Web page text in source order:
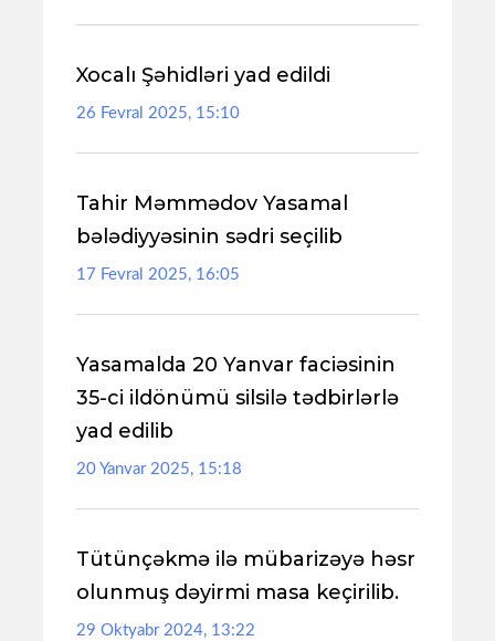
Xocalı Şəhidləri yad edildi
26 Fevral 2025, 15:10
Tahir Məmmədov Yasamal
bələdiyyəsinin sədri seçilib
17 Fevral 2025, 16:05
Yasamalda 20 Yanvar faciəsinin
35-ci ildönümü silsilə tədbirlərlə
yad edilib
20 Yanvar 2025, 15:18
Tütünçəkmə ilə mübarizəyə həsr
olunmuş dəyirmi masa keçirilib.
29 Oktyabr 2024, 13:22